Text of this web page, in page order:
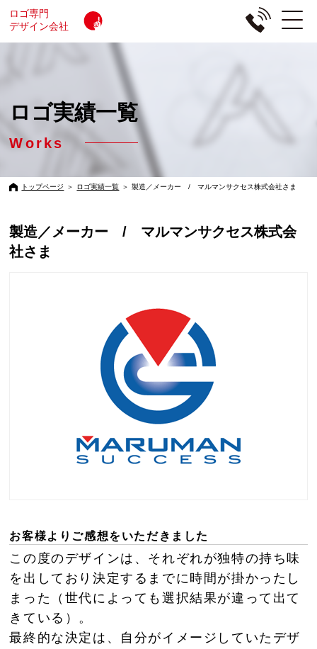
ロゴ専門
デザイン会社
ロゴ実績一覧
Works
トップページ ＞ ロゴ実績一覧 ＞ 製造／メーカー / マルマンサクセス株式会社さま
製造／メーカー / マルマンサクセス株式会
社さま
お客様よりご感想をいただきました
この度のデザインは、それぞれが独特の持ち味
を出しており決定するまでに時間が掛かったし
まった（世代によっても選択結果が違って出て
きている）。
最終的な決定は、自分がイメージしていたデザ